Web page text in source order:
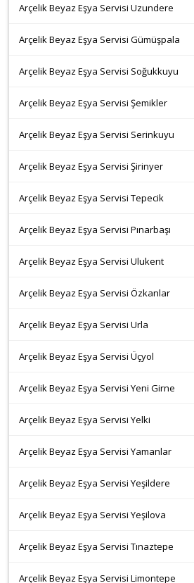
Arçelik Beyaz Eşya Servisi Uzundere
Arçelik Beyaz Eşya Servisi Gümüşpala
Arçelik Beyaz Eşya Servisi Soğukkuyu
Arçelik Beyaz Eşya Servisi Şemikler
Arçelik Beyaz Eşya Servisi Serinkuyu
Arçelik Beyaz Eşya Servisi Şirinyer
Arçelik Beyaz Eşya Servisi Tepecik
Arçelik Beyaz Eşya Servisi Pınarbaşı
Arçelik Beyaz Eşya Servisi Ulukent
Arçelik Beyaz Eşya Servisi Özkanlar
Arçelik Beyaz Eşya Servisi Urla
Arçelik Beyaz Eşya Servisi Üçyol
Arçelik Beyaz Eşya Servisi Yeni Girne
Arçelik Beyaz Eşya Servisi Yelki
Arçelik Beyaz Eşya Servisi Yamanlar
Arçelik Beyaz Eşya Servisi Yeşildere
Arçelik Beyaz Eşya Servisi Yeşilova
Arçelik Beyaz Eşya Servisi Tınaztepe
Arçelik Beyaz Eşya Servisi Limontepe